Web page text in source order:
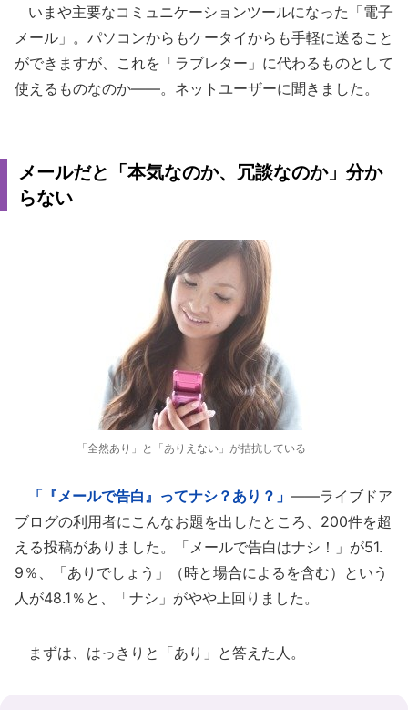
いまや主要なコミュニケーションツールになった「電子
メール」。パソコンからもケータイからも手軽に送ること
ができますが、これを「ラブレター」に代わるものとして
使えるものなのか――。ネットユーザーに聞きました。
メールだと「本気なのか、冗談なのか」分か
らない
「全然あり」と「ありえない」が拮抗している
「『メールで告白』ってナシ？あり？」 ――ライブドア
ブログの利用者にこんなお題を出したところ、200件を超
える投稿がありました。「メールで告白はナシ！」が51.
9％、「ありでしょう」（時と場合によるを含む）という
人が48.1％と、「ナシ」がやや上回りました。
まずは、はっきりと「あり」と答えた人。